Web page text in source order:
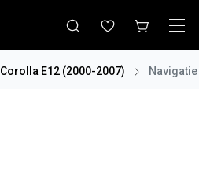
Corolla E12 (2000-2007) Navigatie